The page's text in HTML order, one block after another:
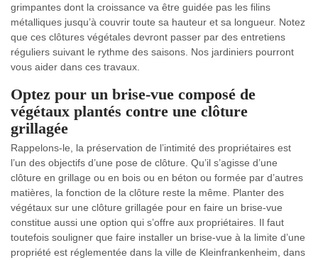
grimpantes dont la croissance va être guidée pas les filins
métalliques jusqu’à couvrir toute sa hauteur et sa longueur. Notez
que ces clôtures végétales devront passer par des entretiens
réguliers suivant le rythme des saisons. Nos jardiniers pourront
vous aider dans ces travaux.
Optez pour un brise-vue composé de
végétaux plantés contre une clôture
grillagée
Rappelons-le, la préservation de l’intimité des propriétaires est
l’un des objectifs d’une pose de clôture. Qu’il s’agisse d’une
clôture en grillage ou en bois ou en béton ou formée par d’autres
matières, la fonction de la clôture reste la même. Planter des
végétaux sur une clôture grillagée pour en faire un brise-vue
constitue aussi une option qui s’offre aux propriétaires. Il faut
toutefois souligner que faire installer un brise-vue à la limite d’une
propriété est réglementée dans la ville de Kleinfrankenheim, dans